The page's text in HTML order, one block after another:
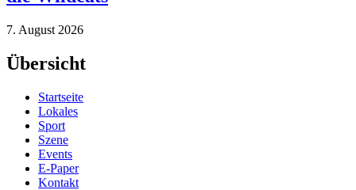
7. August 2026
Übersicht
Startseite
Lokales
Sport
Szene
Events
E-Paper
Kontakt